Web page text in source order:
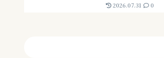
2026.07.31 0